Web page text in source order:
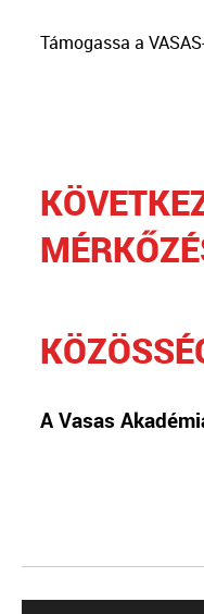
Támogassa a
A Vasas